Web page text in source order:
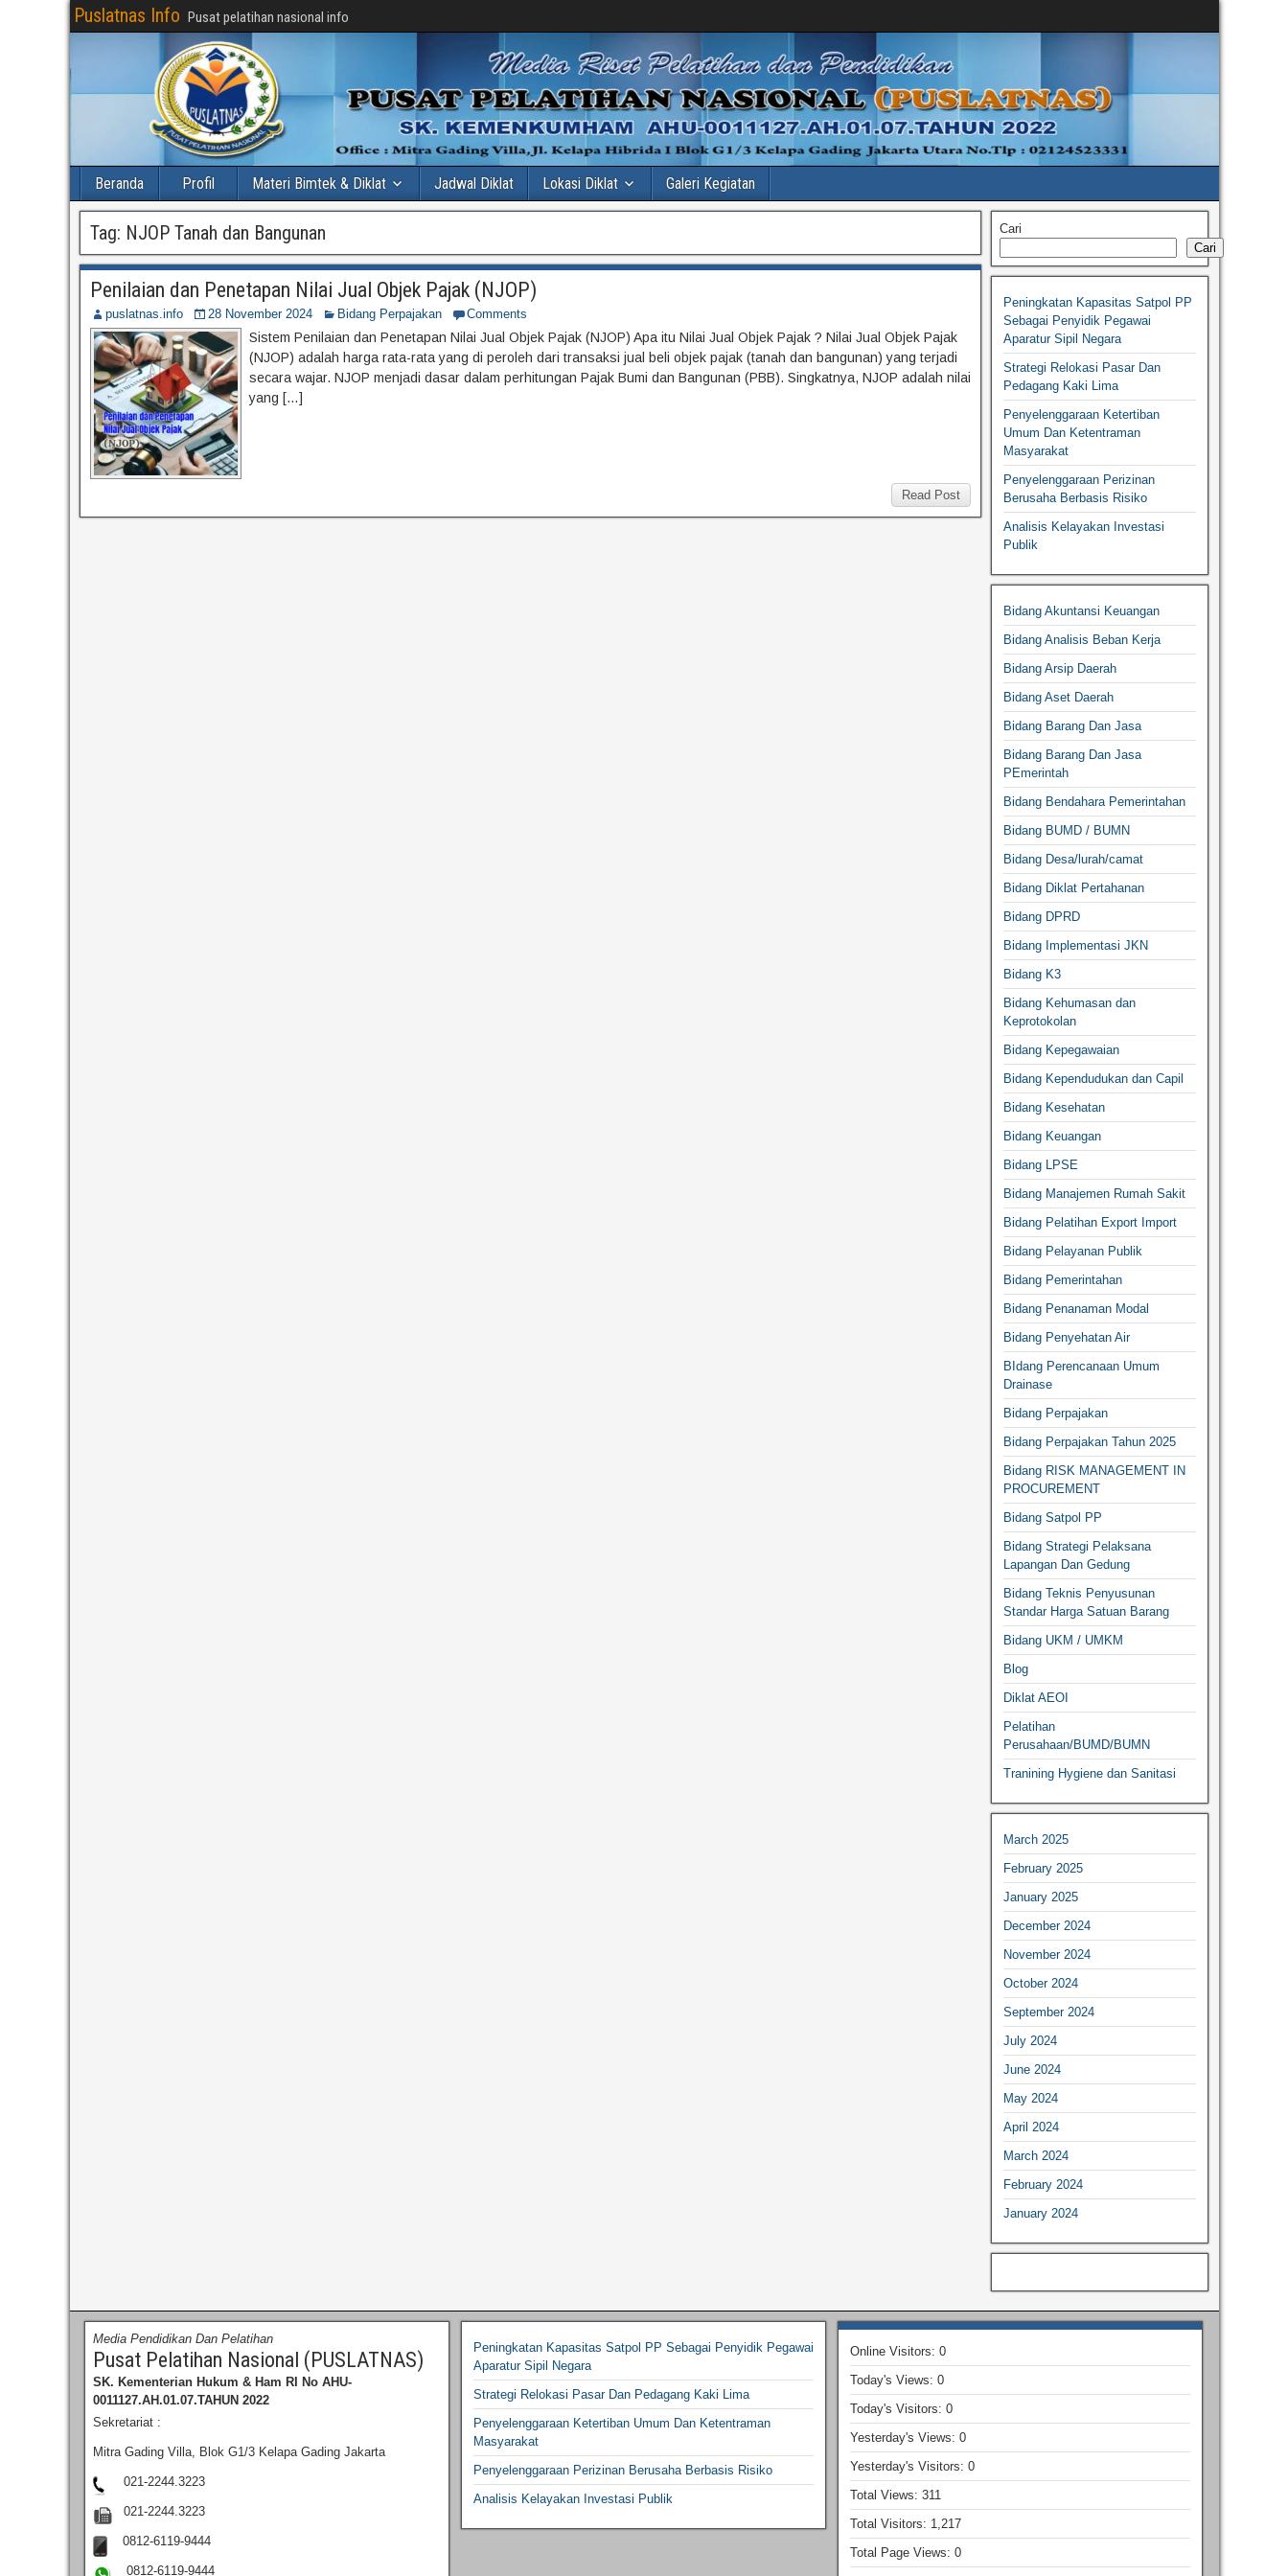
Puslatnas Info Pusat pelatihan nasional info
Beranda Profil Materi Bimtek & Diklat Jadwal Diklat Lokasi Diklat Galeri Kegiatan
Tag: NJOP Tanah dan Bangunan
Penilaian dan Penetapan Nilai Jual Objek Pajak (NJOP)
puslatnas.info 28 November 2024 Bidang Perpajakan Comments
Sistem Penilaian dan Penetapan Nilai Jual Objek Pajak (NJOP) Apa itu Nilai Jual Objek Pajak ? Nilai Jual Objek Pajak
(NJOP) adalah harga rata-rata yang di peroleh dari transaksi jual beli objek pajak (tanah dan bangunan) yang terjadi
secara wajar. NJOP menjadi dasar dalam perhitungan Pajak Bumi dan Bangunan (PBB). Singkatnya, NJOP adalah nilai
yang […]
Read Post
Cari
Cari
Peningkatan Kapasitas Satpol PP
Sebagai Penyidik Pegawai
Aparatur Sipil Negara
Strategi Relokasi Pasar Dan
Pedagang Kaki Lima
Penyelenggaraan Ketertiban
Umum Dan Ketentraman
Masyarakat
Penyelenggaraan Perizinan
Berusaha Berbasis Risiko
Analisis Kelayakan Investasi
Publik
Bidang Akuntansi Keuangan
Bidang Analisis Beban Kerja
Bidang Arsip Daerah
Bidang Aset Daerah
Bidang Barang Dan Jasa
Bidang Barang Dan Jasa
PEmerintah
Bidang Bendahara Pemerintahan
Bidang BUMD / BUMN
Bidang Desa/lurah/camat
Bidang Diklat Pertahanan
Bidang DPRD
Bidang Implementasi JKN
Bidang K3
Bidang Kehumasan dan
Keprotokolan
Bidang Kepegawaian
Bidang Kependudukan dan Capil
Bidang Kesehatan
Bidang Keuangan
Bidang LPSE
Bidang Manajemen Rumah Sakit
Bidang Pelatihan Export Import
Bidang Pelayanan Publik
Bidang Pemerintahan
Bidang Penanaman Modal
Bidang Penyehatan Air
BIdang Perencanaan Umum
Drainase
Bidang Perpajakan
Bidang Perpajakan Tahun 2025
Bidang RISK MANAGEMENT IN
PROCUREMENT
Bidang Satpol PP
Bidang Strategi Pelaksana
Lapangan Dan Gedung
Bidang Teknis Penyusunan
Standar Harga Satuan Barang
Bidang UKM / UMKM
Blog
Diklat AEOI
Pelatihan
Perusahaan/BUMD/BUMN
Tranining Hygiene dan Sanitasi
March 2025
February 2025
January 2025
December 2024
November 2024
October 2024
September 2024
July 2024
June 2024
May 2024
April 2024
March 2024
February 2024
January 2024
Media Pendidikan Dan Pelatihan
Pusat Pelatihan Nasional (PUSLATNAS)
SK. Kementerian Hukum & Ham RI
No AHU-
0011127.AH.01.07.TAHUN 2022
Sekretariat :
Mitra Gading Villa, Blok G1/3 Kelapa Gading Jakarta
021-2244.3223
021-2244.3223
0812-6119-9444
0812-6119-9444
Peningkatan Kapasitas Satpol PP Sebagai Penyidik Pegawai
Aparatur Sipil Negara
Strategi Relokasi Pasar Dan Pedagang Kaki Lima
Penyelenggaraan Ketertiban Umum Dan Ketentraman
Masyarakat
Penyelenggaraan Perizinan Berusaha Berbasis Risiko
Analisis Kelayakan Investasi Publik
Online Visitors:0
Today's Views:0
Today's Visitors:0
Yesterday's Views:0
Yesterday's Visitors:0
Total Views:311
Total Visitors: 1,217
Total Page Views:0